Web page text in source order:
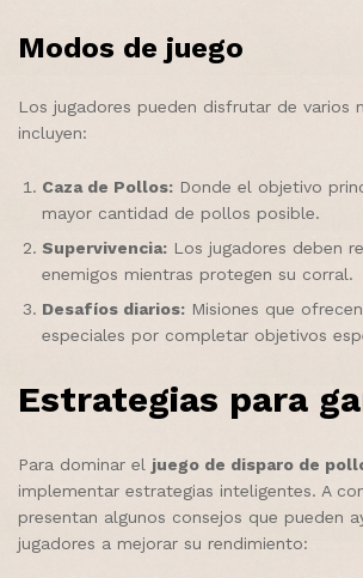
Modos de juego
Los jugadores pueden disfrutar de varios
incluyen:
Caza de Pollos: Donde el objetivo
mayor cantidad de pollos posible.
Supervivencia: Los jugadores deben
enemigos mientras protegen su corral.
Desafíos diarios: Misiones que
especiales por completar objetivos
Estrategias para
Para dominar el juego de disparo de
implementar estrategias inteligentes. A
presentan algunos consejos que pueden
jugadores a mejorar su rendimiento: